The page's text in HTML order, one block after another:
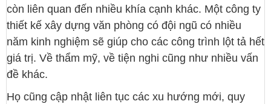
còn liên quan đến nhiều khía cạnh khác. Một công ty
thiết kế xây dựng văn phòng có đội ngũ có nhiều
năm kinh nghiệm sẽ giúp cho các công trình lột tả hết
giá trị. Về thẩm mỹ, về tiện nghi cũng như nhiều vấn
đề khác.
Họ cũng cập nhật liên tục các xu hướng mới, quy